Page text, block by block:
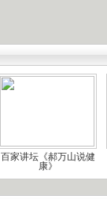
百家讲坛《郝万山说健
康》